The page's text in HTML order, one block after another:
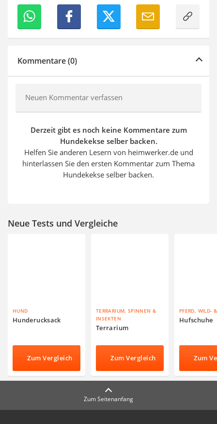
Kommentare (0)
Neuen Kommentar verfassen
Derzeit gibt es noch keine Kommentare zum
Hundekekse selber backen.
Helfen Sie anderen Lesern von heimwerker.de und
hinterlassen Sie den ersten Kommentar zum Thema
Hundekekse selber backen.
Neue Tests und Vergleiche
HUND
Hunderucksack
Zum Vergleich
TERRARIUM, SPINNEN &
INSEKTEN
Terrarium
Zum Vergleich
PFERD, WILD-
Hufschuhe
Zum
Zum Seitenanfang